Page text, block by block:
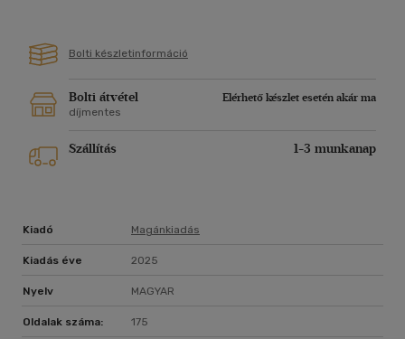
Bolti készletinformáció
Bolti átvétel
Elérhető készlet esetén akár ma
díjmentes
Szállítás 1-3 munkanap
Kiadó Magánkiadás
Kiadás éve 2025
Nyelv MAGYAR
Oldalak száma: 175